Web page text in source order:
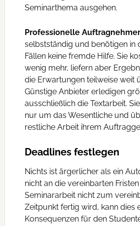
Seminarthema ausgehen.
Professionelle Auftragnehmer
selbstständig und benötigen in
Fällen keine fremde Hilfe. Sie
wenig mehr, liefern aber
die Erwartungen teilweise weit
Günstige Anbieter erledigen
ausschließlich die Textarbeit.
nur um das Wesentliche und
restliche Arbeit ihrem
Deadlines festlegen
Nichts ist ärgerlicher als ein
nicht an die vereinbarten
Seminararbeit nicht zum
Zeitpunkt fertig wird, kann dies
Konsequenzen für den